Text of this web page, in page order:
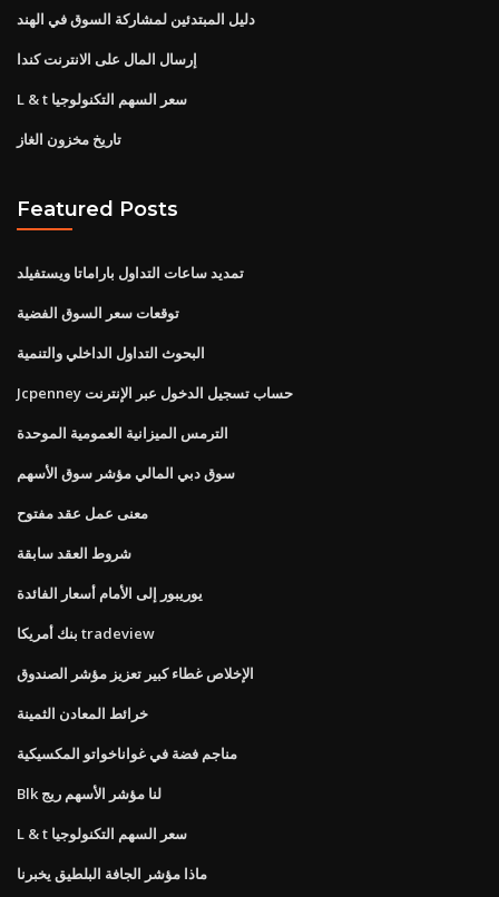
دليل المبتدئين لمشاركة السوق في الهند
إرسال المال على الانترنت كندا
L & t سعر السهم التكنولوجيا
تاريخ مخزون الغاز
Featured Posts
تمديد ساعات التداول باراماتا ويستفيلد
توقعات سعر السوق الفضية
البحوث التداول الداخلي والتنمية
Jcpenney حساب تسجيل الدخول عبر الإنترنت
الترمس الميزانية العمومية الموحدة
سوق دبي المالي مؤشر سوق الأسهم
معنى عمل عقد مفتوح
شروط العقد سابقة
يوريبور إلى الأمام أسعار الفائدة
بنك أمريكا tradeview
الإخلاص غطاء كبير تعزيز مؤشر الصندوق
خرائط المعادن الثمينة
مناجم فضة في غواناخواتو المكسيكية
Blk لنا مؤشر الأسهم ريج
L & t سعر السهم التكنولوجيا
ماذا مؤشر الجافة البلطيق يخبرنا